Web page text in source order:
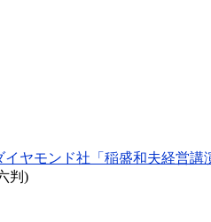
ヤモンド社「稲盛和夫経営講
判)